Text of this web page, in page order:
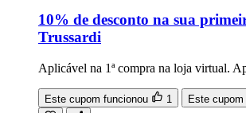
10% de desconto na sua
Trussardi
Aplicável na 1ª compra na loja virtual.
Este cupom funcionou 1 Este